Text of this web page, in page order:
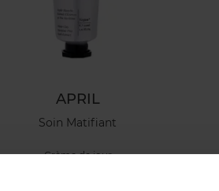
APRIL
Soin Matifiant
Crème de jour